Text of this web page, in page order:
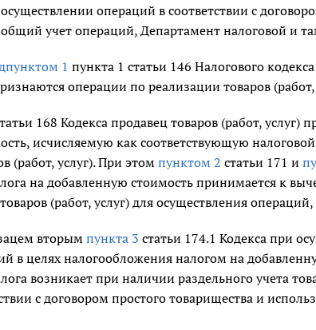
операций в соответствии с
общий учет операций, Департамент налоговой
1 пункта 1 статьи 146 Налогового
операции по реализации товаров
168 Кодекса продавец товаров (работ, услуг)
исчисляемую как соответствующую
(работ, услуг). При этом пунктом 2 статьи 171 и
на добавленную стоимость принимается к
(работ, услуг) для осуществления
вторым пункта 3 статьи 174.1 Кодекса при
в целях налогообложения налогом на
возникает при наличии раздельного учета
с договором простого товарищества и